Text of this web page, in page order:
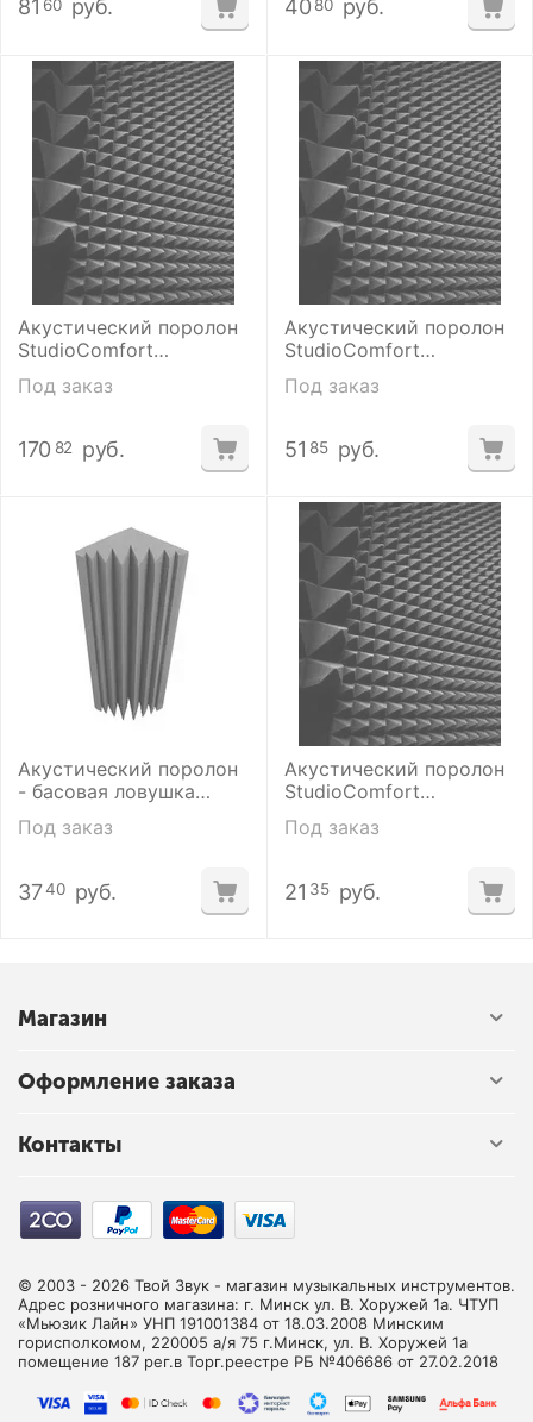
81 60 руб. 40 80 руб.
Акустический поролон
StudioComfort
(60*2000*2000 мм)
Под заказ
170 82 руб.
Акустический поролон
StudioComfort
(50*1000*1000мм)
Под заказ
51 85 руб.
Акустический поролон
- басовая ловушка
StudioComfort
(280*280*500 мм)
Под заказ
3740 руб.
Акустический поролон
StudioComfort
Пирамида 50
(60*500*1000 мм)
Под заказ
21 35 руб.
Магазин
Оформление заказа
Контакты
© 2003 - 2026 Твой Звук - магазин музыкальных инструментов.
Адрес розничного магазина: г. Минск ул. В. Хоружей 1а. ЧТУП
«Мьюзик Лайн» УНП 191001384 от 18.03.2008 Минским
горисполкомом, 220005 а/я 75 г.Минск, ул. В. Хоружей 1а
помещение 187 рег.в Торг.реестре РБ №406686 от 27.02.2018